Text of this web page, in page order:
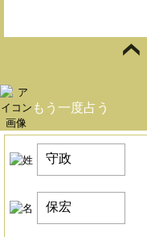
もう一度占う